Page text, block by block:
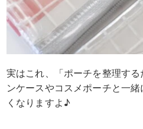
実はこれ、「ポーチを整理す
ンケースやコスメポーチと一
くなりますよ♪